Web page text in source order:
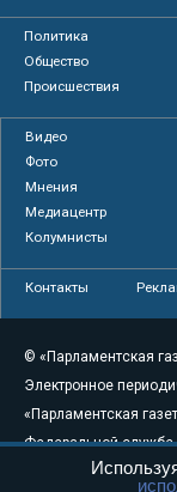
Политика
Общество
Происшествия
Видео
Фото
Мнения
Медиацентр
Колумнисты
Контакты
© «Парламентская
Электронное
«Парламентская
Федеральной службе
связи,